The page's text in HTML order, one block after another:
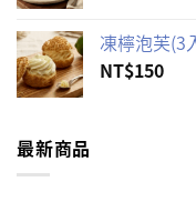
凍檸泡芙(3
NT$150
最新商品